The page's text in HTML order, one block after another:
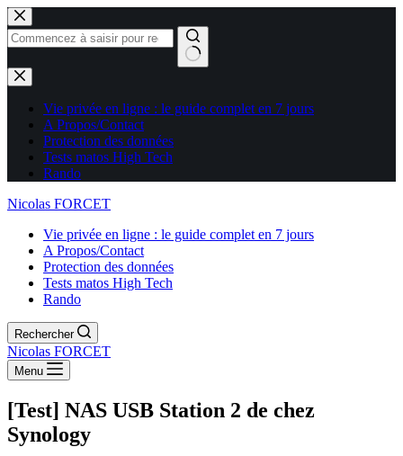
Aucun
résultat
Vie privée en ligne : le guide complet en 7 jours
A Propos/Contact
Protection des données
Tests matos High Tech
Rando
Nicolas FORCET
Vie privée en ligne : le guide complet en 7 jours
A Propos/Contact
Protection des données
Tests matos High Tech
Rando
Rechercher
Nicolas FORCET
Menu
[Test] NAS USB Station 2 de chez
Synology